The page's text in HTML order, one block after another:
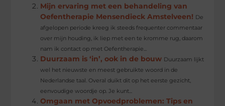
Mijn ervaring met een behandeling van
Oefentherapie Mensendieck Amstelveen! De
afgelopen periode kreeg ik steeds frequenter commentaar
over mijn houding, ik liep met een te kromme rug, daarom
nam ik contact op met Oefentherapie...
Duurzaam is ‘in’, ook in de bouw Duurzaam lijkt
wel het nieuwste en meest gebruikte woord in de
Nederlandse taal. Overal duikt dit op het eerste gezicht,
eenvoudige woordje op. Je kunt...
Omgaan met Opvoedproblemen: Tips en